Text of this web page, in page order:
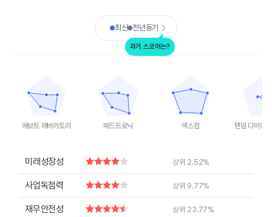
End of interactive chart.
최신 전년동기
과거 스코어는?
The chart has 1 X axis displaying categories.
The chart has 1 Y axis displaying values. Data ranges from 20
애보트 래버러토리
The chart has 1 X axis displaying categories.
The chart has 1 Y axis displaying values.
메드트로닉
덱스컴
The chart has 1 X axis
The chart has 1 Y axis
덱스컴
The
탠덤 다이어
미래성장성 상위 2.52%
사업독점력 상위 9.77%
재무안전성 상위 23.77%